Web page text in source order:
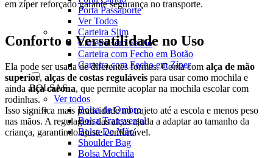
Porta Passaporte
Ver Todos
Carteira Slim
Carteira sem Fecho
Carteira com Fecho em Botão
Carteira com Fecho em Zíper
BOLSAS
Ver todos
Bolsa de Ombro
Bolsa Transversal
Bolsa De Mão
Shoulder Bag
Bolsa Mochila
em zíper reforçado garante segurança no transporte.
Conforto e Versatilidade no Uso
Ela pode ser usada de diferentes formas. Conta com alça de mão
superior, alças de costas reguláveis para usar como mochila e
ainda alça carona, que permite acoplar na mochila escolar com
rodinhas.
Isso significa mais praticidade no trajeto até a escola e menos peso
nas mãos. A regulagem das alças ajuda a adaptar ao tamanho da
criança, garantindo ajuste confortável.